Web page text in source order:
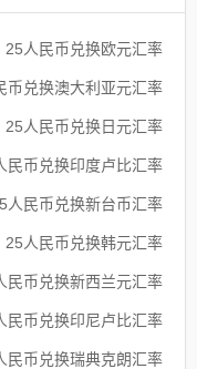
25人民币兑换欧元汇率
币兑换澳大利亚元汇率
25人民币兑换日元汇率
民币兑换印度卢比汇率
人民币兑换新台币汇率
25人民币兑换韩元汇率
民币兑换新西兰元汇率
民币兑换印尼卢比汇率
民币兑换瑞典克朗汇率